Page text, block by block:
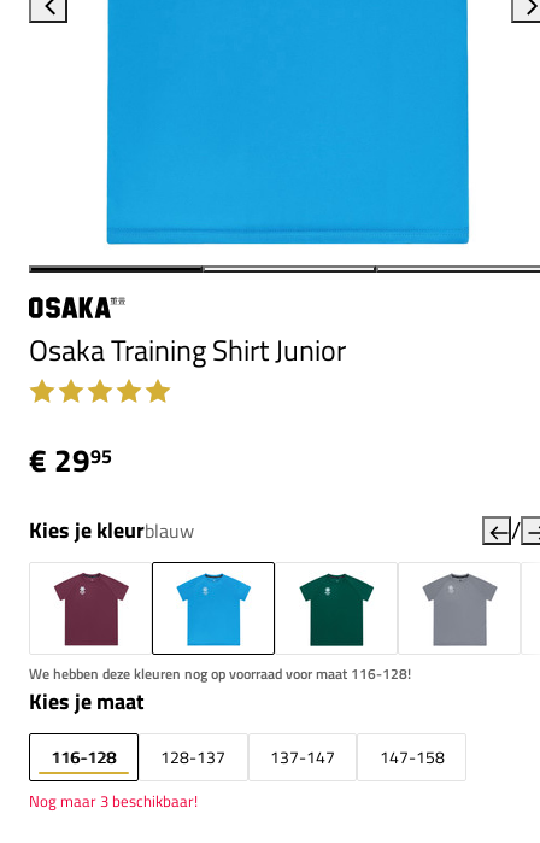
Osaka Training Shirt Junior
€ 2995
Kies je kleurblauw /
We hebben deze kleuren nog op voorraad voor maat 116-128!
Kies je maat
116-128 128-137 137-147 147-158
Nog maar 3 beschikbaar!